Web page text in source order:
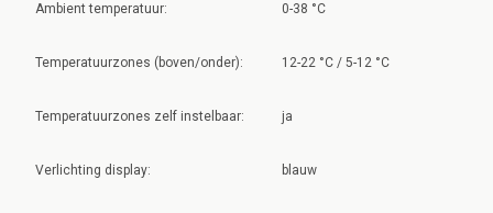
Ambient temperatuur: 0-38 °C
Temperatuurzones (boven/onder): 12-22 °C / 5-12 °C
Temperatuurzones zelf instelbaar: ja
Verlichting display: blauw